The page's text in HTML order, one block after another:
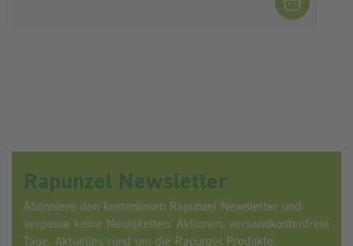
Rapunzel Newsletter
Abonniere den kostenlosen Rapunzel Newsletter und
verpasse keine Neuigkeiten, Aktionen, versandkostenfreie
Tage, Aktuelles rund um die Rapunzel Produkte,